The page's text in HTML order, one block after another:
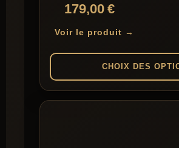
179,00€
Voir le produit →
CHOIX DES
produit